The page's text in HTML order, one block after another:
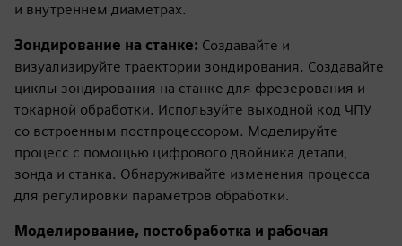
и внутреннем диаметрах.
Зондирование на станке: Создавайте и
визуализируйте траектории зондирования. Создавайте
циклы зондирования на станке для фрезерования и
токарной обработки. Используйте выходной код ЧПУ
со встроенным постпроцессором. Моделируйте
процесс с помощью цифрового двойника детали,
зонда и станка. Обнаруживайте изменения процесса
для регулировки параметров обработки.
Моделирование, постобработка и рабочая